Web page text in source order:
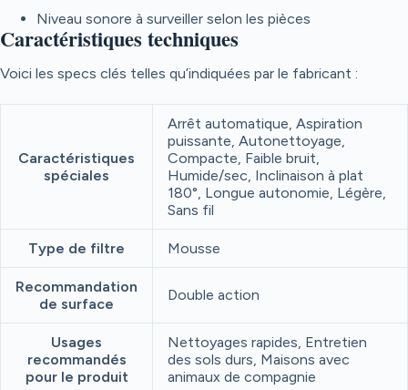
Niveau sonore à surveiller selon les pièces
Caractéristiques techniques
Voici les specs clés telles qu’indiquées par le fabricant :
Caractéristiques
spéciales
Arrêt automatique, Aspiration
puissante, Autonettoyage,
Compacte, Faible bruit,
Humide/sec, Inclinaison à plat
180°, Longue autonomie, Légère,
Sans fil
Type de filtre Mousse
Recommandation
de surface
Double action
Usages
recommandés
pour le produit
Nettoyages rapides, Entretien
des sols durs, Maisons avec
animaux de compagnie